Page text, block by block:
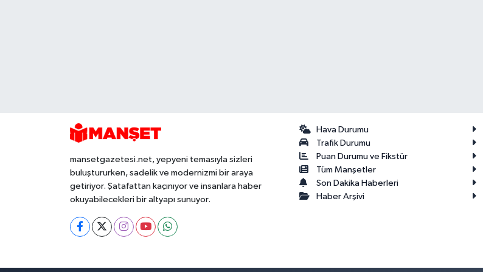
mansetgazetesi.net, yepyeni temasıyla sizleri
buluştururken, sadelik ve modernizmi bir araya
getiriyor. Şatafattan kaçınıyor ve insanlara haber
okuyabilecekleri bir altyapı sunuyor.
Hava Durumu
Trafik Durumu
Puan Durumu ve Fikstür
Tüm Manşetler
Son Dakika Haberleri
Haber Arşivi